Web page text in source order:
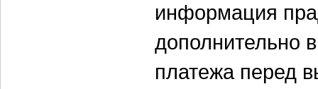
информация
дополнительно
платежа перед